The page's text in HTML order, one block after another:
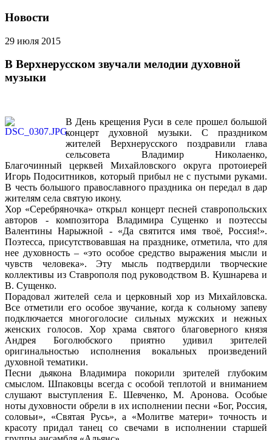
Новости
29 июля 2015
В Верхнерусском звучали мелодии духовной
музыки
В День крещения Руси в селе прошел большой
концерт духовной музыки. С праздником
жителей Верхнерусского поздравили глава
сельсовета Владимир Николаенко,
Благочинный церквей Михайловского округа протоиерей
Игорь Подоситников, который прибыл не с пустыми руками.
В честь большого православного праздника он передал в дар
жителям села святую икону.
Хор «Серебряночка» открыл концерт песней ставропольских
авторов - композитора Владимира Сущенко и поэтессы
Валентины Нарыжной - «Да святится имя твоё, Россия!».
Поэтесса, присутствовавшая на празднике, отметила, что для
нее духовность – «это особое средство выражения мысли и
чувств человека». Эту мысль подтвердили творческие
коллективы из Ставрополя под руководством В. Кушнарева и
В. Сущенко.
Порадовал жителей села и церковный хор из Михайловска.
Все отметили его особое звучание, когда к сольному запеву
подключается многоголосие сильных мужских и нежных
женских голосов. Хор храма святого благоверного князя
Андрея Боголюбского приятно удивил зрителей
оригинальностью исполнения вокальных произведений
духовной тематики.
Песни дьякона Владимира покорили зрителей глубоким
смыслом. Шпаковцы всегда с особой теплотой и вниманием
слушают выступления Е. Шевченко, М. Аронова. Особые
ноты духовности обрели в их исполнении песни «Бог, Россия,
соловьи», «Святая Русь», а «Молитве матери» точность и
красоту придал танец со свечами в исполнении старшей